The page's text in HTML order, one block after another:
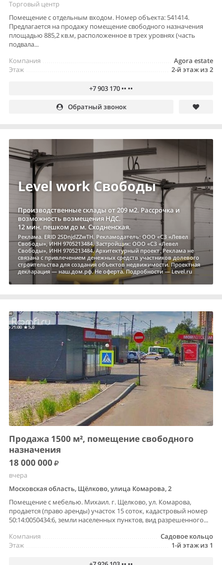
Торговый центр
Помещение с отдельным входом. Номер объекта: 541414.
Предлагается на продажу помещение свободного назначения
площадью 885,2 кв.м, расположенное в трех уровнях (часть
подвала...
Agora estate
Компания
2-й этаж из 2
Этаж
+7 903 170 •• ••
Обратный звонок
Level work Свободы
Производственные склады от 209 м2. Рассрочка и
возможность возмещения НДС.
12 мин. пешком до м. Сходненская.
Реклама. ERID 2SDnjdZZwTH. Рекламодатель: ООО «СЗ «Левел
Свободы», ИНН 9705213484. Застройщик: ООО «СЗ «Левел
Свободы», ИНН 9705213484. Архитектурный проект. Реклама не
связана с привлечением денежных средств участников долевого
строительства для создания объектов недвижимости. Проектная
декларация — наш.дом.рф. Не оферта. Подробности — Level.ru
Продажа 1500 м², помещение свободного
назначения
18 000 000
вчера
Московская область, Щёлково, улица Комарова, 2
Помещение с мебелью. Михаил. г. Щелково, ул. Комарова,
продается (право аренды) участок 15 соток, кадастровый номер
50:14:0050434:6, земли населенных пунктов, вид разрешенного...
Садовое кольцо
Компания
1-й этаж из 1
Этаж